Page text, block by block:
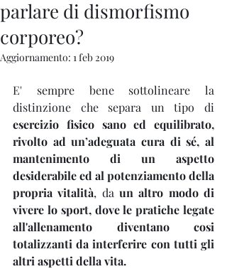
parlare di dismorfismo
corporeo?
Aggiornamento: 1 feb 2019
E' sempre bene sottolineare la
esercizio fisico sano ed equilibrato,
rivolto ad un’adeguata cura di sé, al
mantenimento di un aspetto
desiderabile ed al potenziamento della
propria vitalità, da un altro modo di
vivere lo sport, dove le pratiche legate
all'allenamento diventano cosi
totalizzanti da interferire con tutti gli
altri aspetti della vita.